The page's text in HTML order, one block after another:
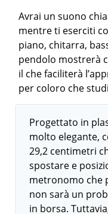
Avrai un suono
mentre ti eserciti
piano, chitarra,
pendolo mostrerà
il che faciliterà
per coloro che
Progettato in
molto elegante,
29,2 centimetri
spostare e
metronomo che
non sarà un
in borsa.